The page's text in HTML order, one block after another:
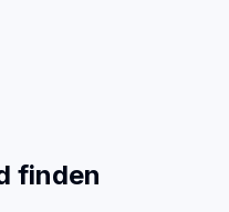
finden